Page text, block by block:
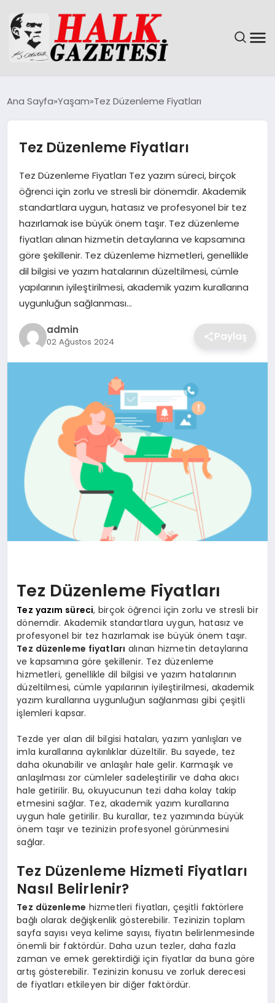
DÜNYA
EĞITIM
EKONOMI
MAGAZIN
SAĞLIK
SIYASET
TEKNOLOJI
Ana Sayfa Yaşam Tez Düzenleme Fiyatları
Tez Düzenleme Fiyatları
Tez Düzenleme Fiyatları Tez yazım süreci, birçok
öğrenci için zorlu ve stresli bir dönemdir. Akademik
standartlara uygun, hatasız ve profesyonel bir tez
hazırlamak ise büyük önem taşır. Tez düzenleme
fiyatları alınan hizmetin detaylarına ve kapsamına
göre şekillenir. Tez düzenleme hizmetleri, genellikle
dil bilgisi ve yazım hatalarının düzeltilmesi, cümle
yapılarının iyileştirilmesi, akademik yazım kurallarına
uygunluğun sağlanması…
admin
02 Ağustos 2024 Paylaş
Tez Düzenleme Fiyatları
Tez yazım süreci, birçok öğrenci için zorlu ve stresli bir
dönemdir. Akademik standartlara uygun, hatasız ve
profesyonel bir tez hazırlamak ise büyük önem taşır.
Tez düzenleme fiyatları alınan hizmetin detaylarına
ve kapsamına göre şekillenir. Tez düzenleme
hizmetleri, genellikle dil bilgisi ve yazım hatalarının
düzeltilmesi, cümle yapılarının iyileştirilmesi, akademik
yazım kurallarına uygunluğun sağlanması gibi çeşitli
işlemleri kapsar.
Tezde yer alan dil bilgisi hataları, yazım yanlışları ve
imla kurallarına aykırılıklar düzeltilir. Bu sayede, tez
daha okunabilir ve anlaşılır hale gelir. Karmaşık ve
anlaşılması zor cümleler sadeleştirilir ve daha akıcı
hale getirilir. Bu, okuyucunun tezi daha kolay takip
etmesini sağlar. Tez, akademik yazım kurallarına
uygun hale getirilir. Bu kurallar, tez yazımında büyük
önem taşır ve tezinizin profesyonel görünmesini
sağlar.
Tez Düzenleme Hizmeti Fiyatları
Nasıl Belirlenir?
Tez düzenleme hizmetleri fiyatları, çeşitli faktörlere
bağlı olarak değişkenlik gösterebilir. Tezinizin toplam
sayfa sayısı veya kelime sayısı, fiyatın belirlenmesinde
önemli bir faktördür. Daha uzun tezler, daha fazla
zaman ve emek gerektirdiği için fiyatlar da buna göre
artış gösterebilir. Tezinizin konusu ve zorluk derecesi
de fiyatları etkileyen bir diğer faktördür.